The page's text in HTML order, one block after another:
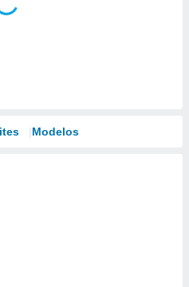
Modelos